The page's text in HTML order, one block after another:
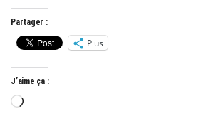
Partager :
Plus
J’aime ça :
Chargement…